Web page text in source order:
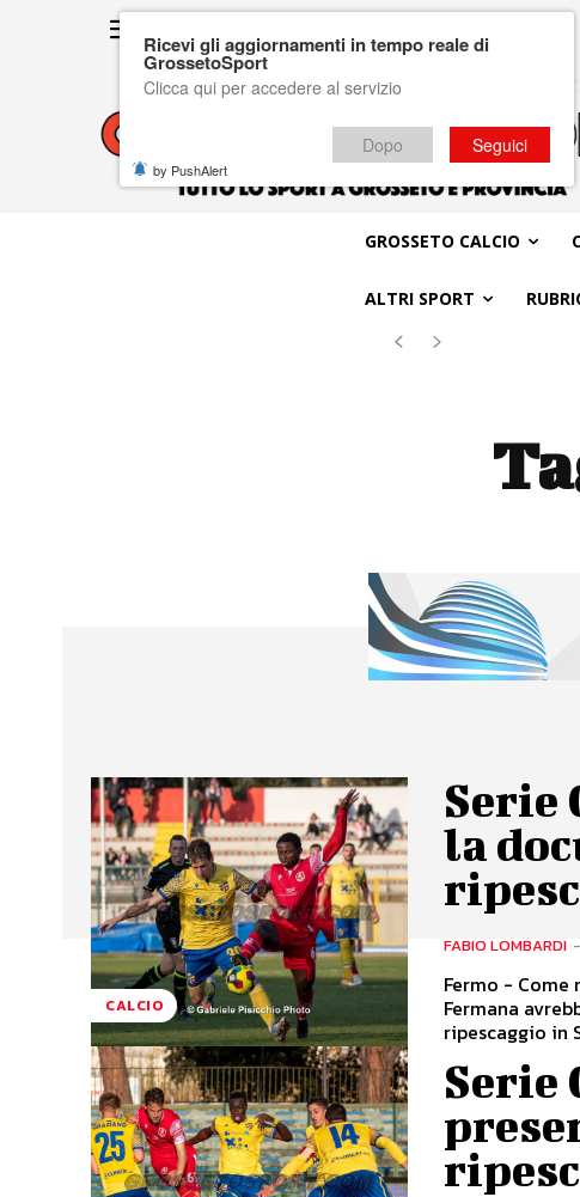
GROSSETO CALCIO
ALTRI SPORT
CALCIO
Serie
la
FABIO LOMBARDI -
Fermo -
Fermana
ripescaggio in
Serie
Ricevi gli aggiornamenti in tempo reale di
GrossetoSport
Clicca qui per accedere al servizio
Dopo Seguici
by PushAlert